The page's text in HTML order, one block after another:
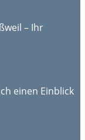
einen Einblick